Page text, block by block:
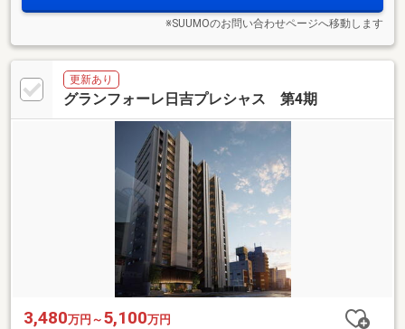
※SUUMOのお問い合わせページへ移動します
更新あり
グランフォーレ日吉プレシャス 第4期
3,480万円～ 5,100万円